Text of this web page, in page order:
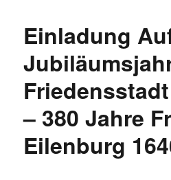
Einladung
– 380 Jahre
Eilenburg